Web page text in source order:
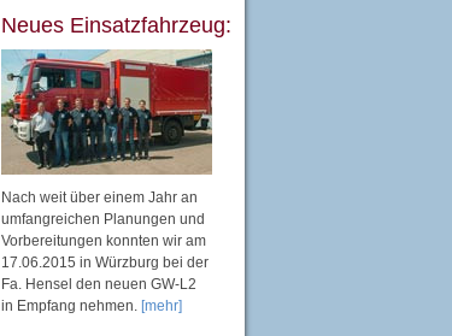
Neues Einsatzfahrzeug:
Nach weit über einem Jahr an
umfangreichen Planungen und
Vorbereitungen konnten wir am
17.06.2015 in Würzburg bei der
Fa. Hensel den neuen GW-L2
in Empfang nehmen. [mehr]